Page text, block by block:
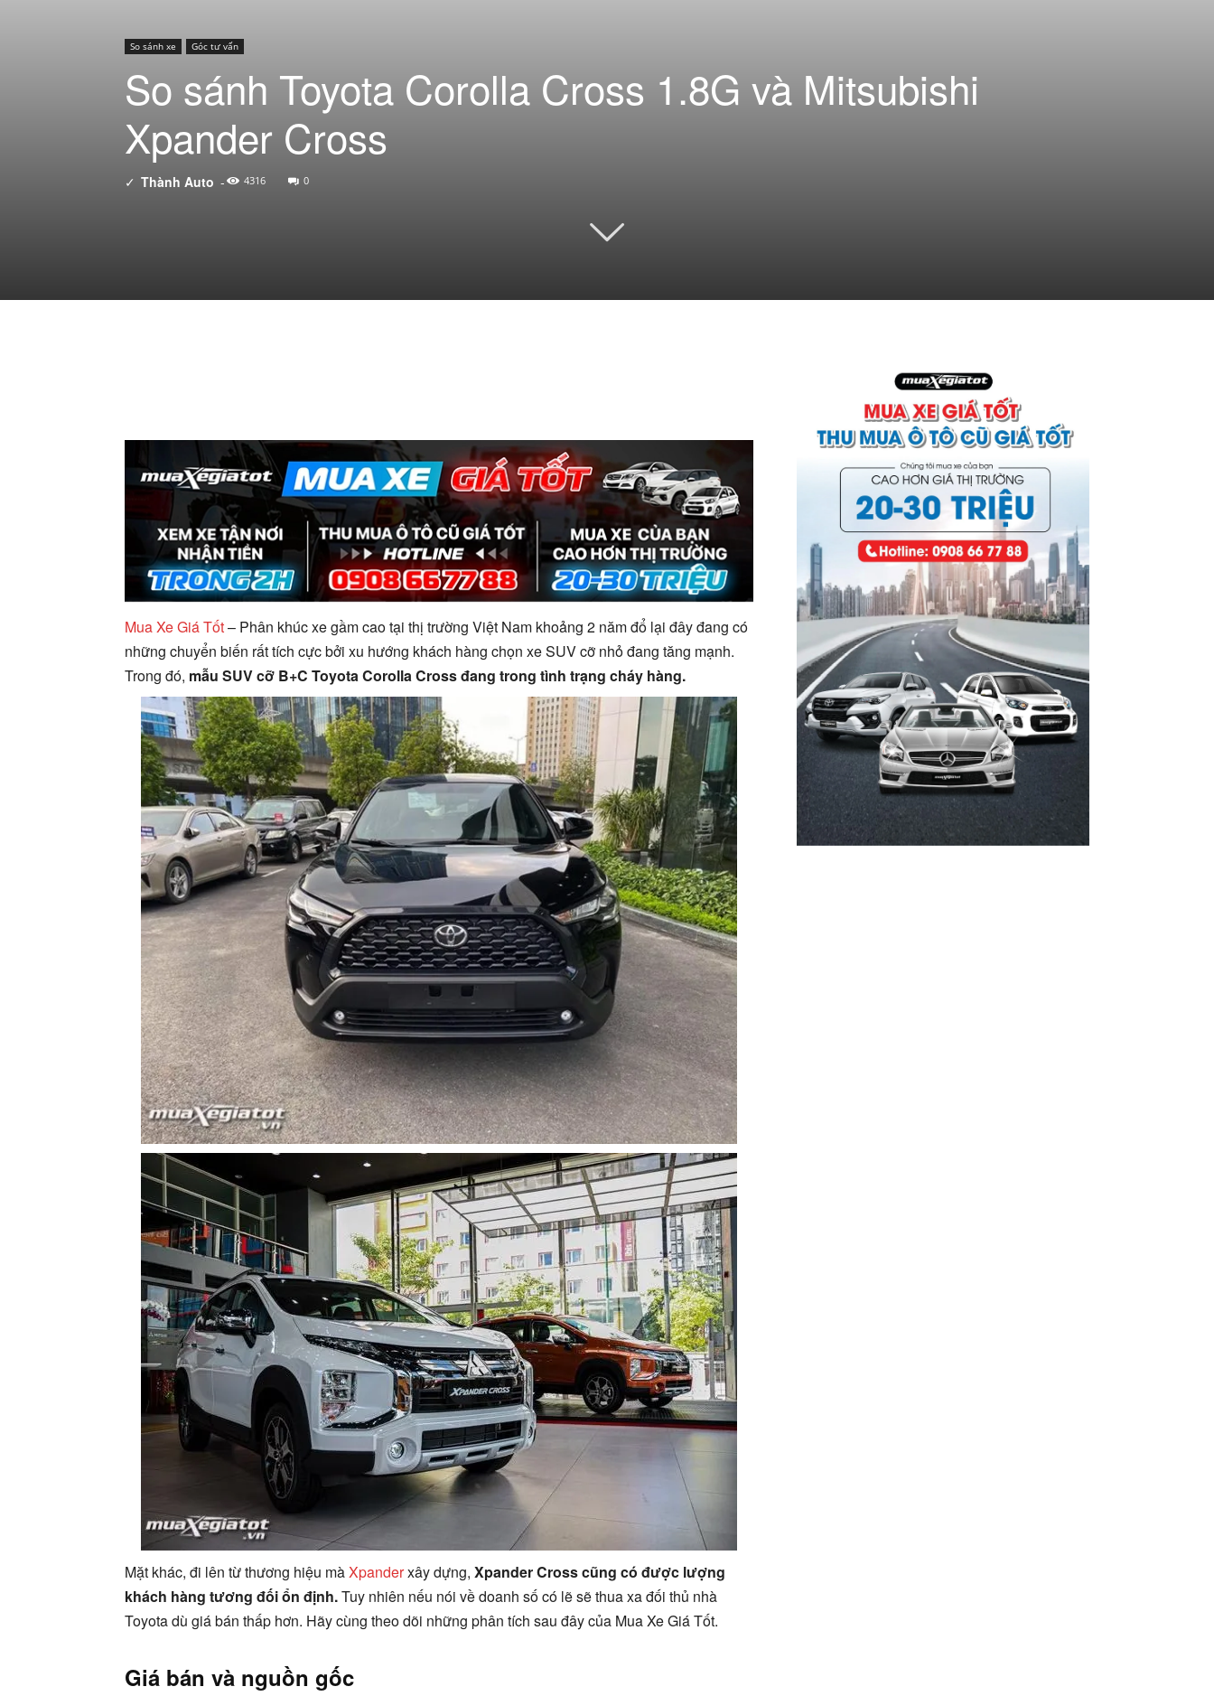
So sánh xe Góc tư vấn
So sánh Toyota Corolla Cross 1.8G và Mitsubishi
Xpander Cross
✓ Thành Auto - 4316 0
Mua Xe Giá Tốt– Phân khúc xe gầm cao tại thị trường Việt Nam khoảng 2 năm đổ lại đây đang có
những chuyển biến rất tích cực bởi xu hướng khách hàng chọn xe SUV cỡ nhỏ đang tăng mạnh.
Trong đó, mẫu SUV cỡ B+C Toyota Corolla Cross đang trong tình trạng cháy hàng.
Mặt khác, đi lên từ thương hiệu màXpanderxây dựng, Xpander Cross cũng có được lượng
khách hàng tương đối ổn định.Tuy nhiên nếu nói về doanh số có lẽ sẽ thua xa đối thủ nhà
Toyota dù giá bán thấp hơn. Hãy cùng theo dõi những phân tích sau đây của Mua Xe Giá Tốt.
Giá bán và nguồn gốc